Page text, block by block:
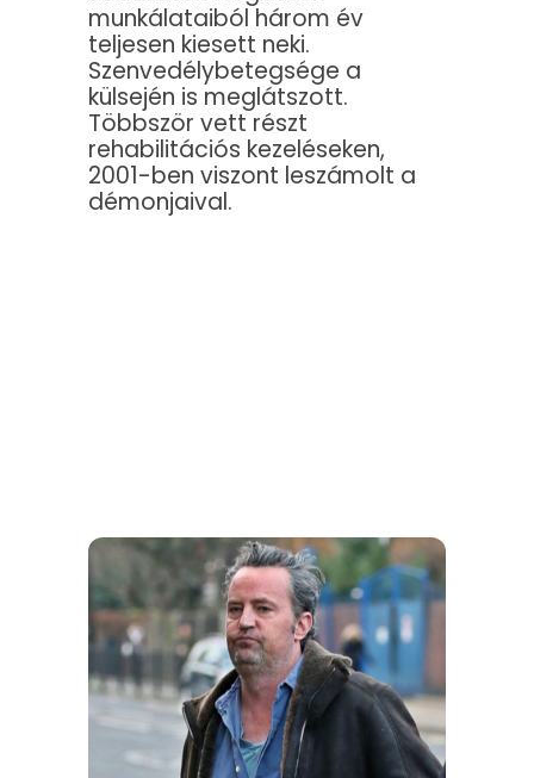
munkálataiból három év
teljesen kiesett neki.
Szenvedélybetegsége a
külsején is meglátszott.
Többször vett részt
rehabilitációs kezeléseken,
2001-ben viszont leszámolt a
démonjaival.